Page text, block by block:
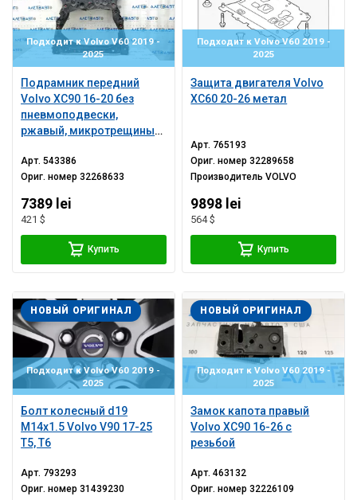
Подходит к Volvo V60 2019 -
2025
Подрамник передний
Volvo XC90 16-20 без
пневмоподвески,
ржавый, микротрещины
Арт.543386
Ориг. номер32268633
7389 lei
421 $
Купить
Подходит к Volvo V60 2019 -
2025
Защита двигателя Volvo
XC60 20-26 метал
Арт. 765193
Ориг. номер32289658
ПроизводительVOLVO
9898 lei
564 $
Купить
Подходит к Volvo V60 2019 -
2025
Болт колесный d19
M14x1.5 Volvo V90 17-25
T5, T6
НОВЫЙ ОРИГИНАЛ
Арт. 793293
Ориг. номер31439230
Подходит к Volvo V60 2019 -
2025
Замок капота правый
Volvo XC90 16-26 с
резьбой
НОВЫЙ ОРИГИНАЛ
Арт.463132
Ориг. номер32226109